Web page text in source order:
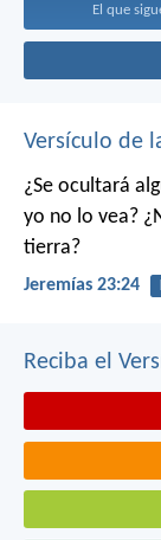
El que
Versículo de
¿Se ocultará
yo no lo vea?
tierra?
Jeremías 23:24
Reciba el